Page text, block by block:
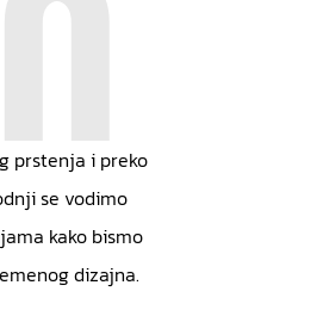
prstenja i preko
se vodimo
kako bismo
dizajna.